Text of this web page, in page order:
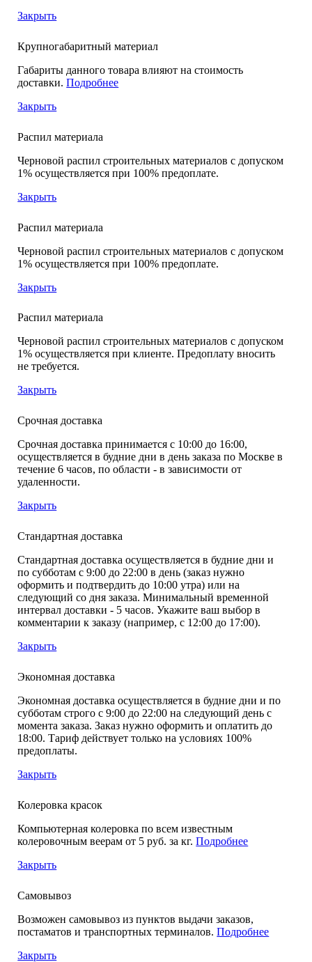
Закрыть
Крупногабаритный материал
Габариты данного товара влияют на стоимость
доставки.Подробнее
Закрыть
Распил материала
Черновой распил строительных материалов с допуском
1% осуществляется при 100% предоплате.
Закрыть
Распил материала
Черновой распил строительных материалов с допуском
1% осуществляется при 100% предоплате.
Закрыть
Распил материала
Черновой распил строительных материалов с допуском
1% осуществляется при клиенте. Предоплату вносить
не требуется.
Закрыть
Срочная доставка
Срочная доставка принимается с 10:00 до 16:00,
осуществляется в будние дни в день заказа по Москве в
течение 6 часов, по области - в зависимости от
удаленности.
Закрыть
Стандартная доставка
Стандартная доставка осуществляется в будние дни и
по субботам с 9:00 до 22:00 в день (заказ нужно
оформить и подтвердить до 10:00 утра) или на
следующий со дня заказа. Минимальный временной
интервал доставки - 5 часов. Укажите ваш выбор в
комментарии к заказу (например, с 12:00 до 17:00).
Закрыть
Экономная доставка
Экономная доставка осуществляется в будние дни и по
субботам строго с 9:00 до 22:00 на следующий день с
момента заказа. Заказ нужно оформить и оплатить до
18:00. Тариф действует только на условиях 100%
предоплаты.
Закрыть
Колеровка красок
Компьютерная колеровка по всем известным
колеровочным веерам от 5 руб. за кг.Подробнее
Закрыть
Самовывоз
Возможен самовывоз из пунктов выдачи заказов,
постаматов и транспортных терминалов.Подробнее
Закрыть